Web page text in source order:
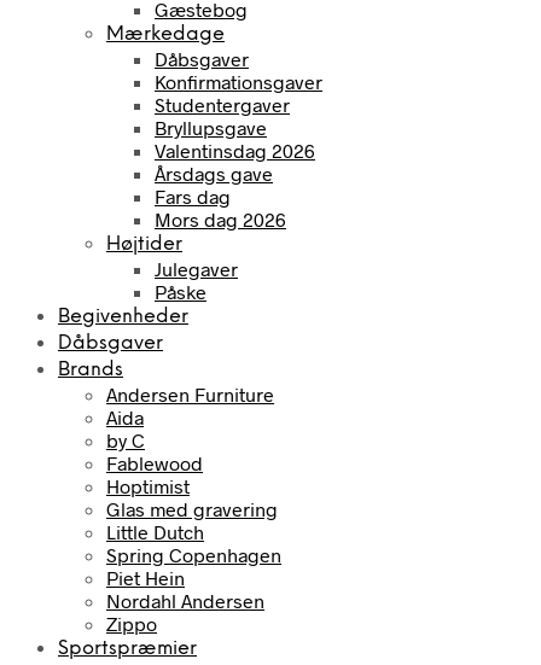
Gæstebog
Mærkedage
Dåbsgaver
Konfirmationsgaver
Studentergaver
Bryllupsgave
Valentinsdag 2026
Årsdags gave
Fars dag
Mors dag 2026
Højtider
Julegaver
Påske
Begivenheder
Dåbsgaver
Brands
Andersen Furniture
Aida
by C
Fablewood
Hoptimist
Glas med gravering
Little Dutch
Spring Copenhagen
Piet Hein
Nordahl Andersen
Zippo
Sportspræmier